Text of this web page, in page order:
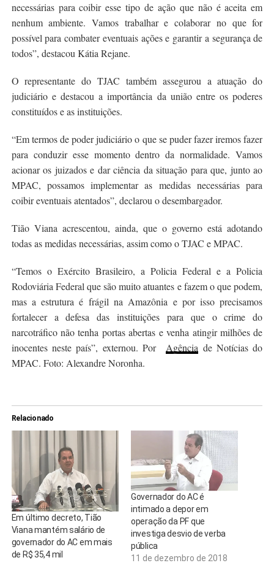
necessárias para coibir esse tipo de ação que não é aceita em
nenhum ambiente. Vamos trabalhar e colaborar no que for
possível para combater eventuais ações e garantir a segurança de
todos”, destacou Kátia Rejane.
O representante do TJAC também assegurou a atuação do
judiciário e destacou a importância da união entre os poderes
constituídos e as instituições.
“Em termos de poder judiciário o que se puder fazer iremos fazer
para conduzir esse momento dentro da normalidade. Vamos
acionar os juizados e dar ciência da situação para que, junto ao
MPAC, possamos implementar as medidas necessárias para
coibir eventuais atentados”, declarou o desembargador.
Tião Viana acrescentou, ainda, que o governo está adotando
todas as medidas necessárias, assim como o TJAC e MPAC.
“Temos o Exército Brasileiro, a Policia Federal e a Policia
Rodoviária Federal que são muito atuantes e fazem o que podem,
mas a estrutura é frágil na Amazônia e por isso precisamos
fortalecer a defesa das instituições para que o crime do
narcotráfico não tenha portas abertas e venha atingir milhões de
inocentes neste país”, externou. PorAgência de Notícias do
MPAC. Foto: Alexandre Noronha.
Relacionado
Em último decreto, Tião
Viana mantém salário de
governador do AC em mais
de R$ 35,4 mil
Governador do AC é
intimado a depor em
operação da PF que
investiga desvio de verba
pública
11 de dezembro de 2018